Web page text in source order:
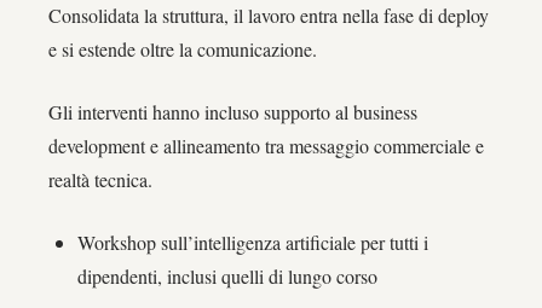
Consolidata la struttura, il lavoro entra nella fase di deploy
e si estende oltre la comunicazione.
Gli interventi hanno incluso supporto al business
development e allineamento tra messaggio commerciale e
realtà tecnica.
Workshop sull’intelligenza artificiale per tutti i
dipendenti, inclusi quelli di lungo corso